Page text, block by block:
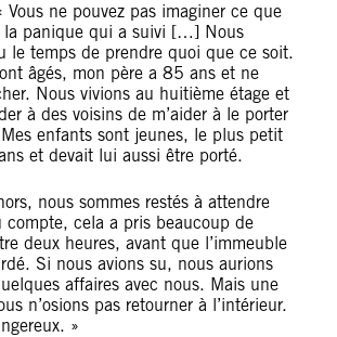
Vous ne pouvez pas imaginer ce que
la panique qui a suivi […] Nous
le temps de prendre quoi que ce soit.
âgés, mon père a 85 ans et ne
Nous vivions au huitième étage et
à des voisins de m’aider à le porter
enfants sont jeunes, le plus petit
et devait lui aussi être porté.
nous sommes restés à attendre
cela a pris beaucoup de
deux heures, avant que l’immeuble
Si nous avions su, nous aurions
affaires avec nous. Mais une
n’osions pas retourner à l’intérieur.
»